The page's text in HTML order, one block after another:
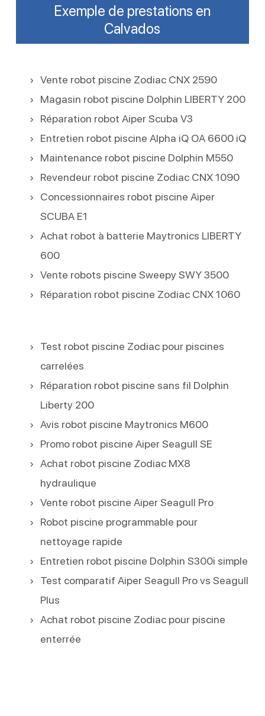
Exemple de prestations en
Calvados
Vente robot piscine Zodiac CNX 2590
Magasin robot piscine Dolphin LIBERTY 200
Réparation robot Aiper Scuba V3
Entretien robot piscine Alpha iQ OA 6600 iQ
Maintenance robot piscine Dolphin M550
Revendeur robot piscine Zodiac CNX 1090
Concessionnaires robot piscine Aiper
SCUBA E1
Achat robot à batterie Maytronics LIBERTY
600
Vente robots piscine Sweepy SWY 3500
Réparation robot piscine Zodiac CNX 1060
Test robot piscine Zodiac pour piscines
carrelées
Réparation robot piscine sans fil Dolphin
Liberty 200
Avis robot piscine Maytronics M600
Promo robot piscine Aiper Seagull SE
Achat robot piscine Zodiac MX8
hydraulique
Vente robot piscine Aiper Seagull Pro
Robot piscine programmable pour
nettoyage rapide
Entretien robot piscine Dolphin S300i simple
Test comparatif Aiper Seagull Pro vs Seagull
Plus
Achat robot piscine Zodiac pour piscine
enterrée